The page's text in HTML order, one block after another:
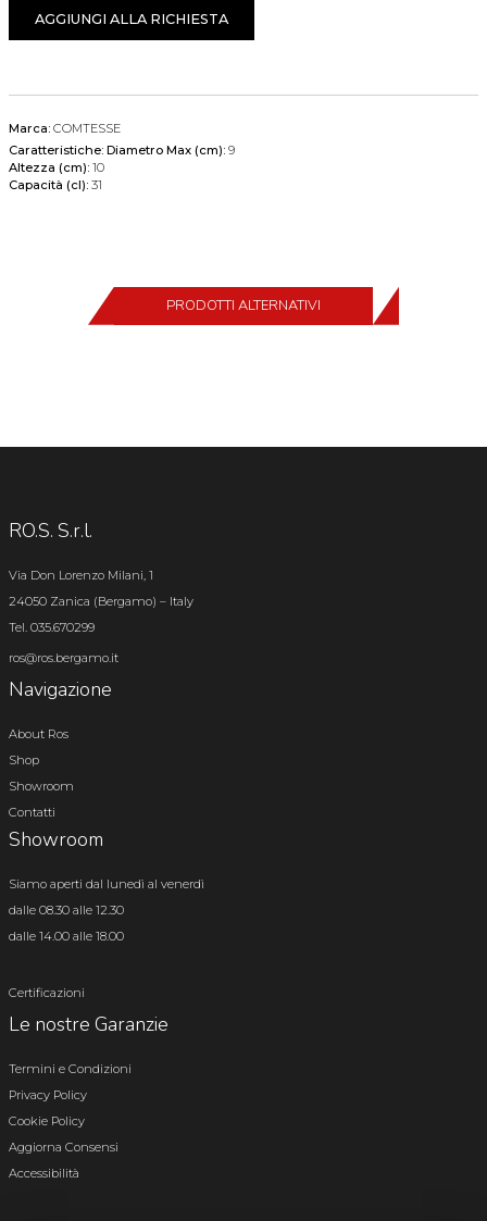
AGGIUNGI ALLA RICHIESTA
Marca: COMTESSE
Caratteristiche: Diametro Max (cm): 9
Altezza (cm): 10
Capacità (cl): 31
PRODOTTI ALTERNATIVI
RO.S. S.r.l.
Via Don Lorenzo Milani, 1
24050 Zanica (Bergamo) – Italy
Tel. 035.670299
ros@ros.bergamo.it
Navigazione
About Ros
Shop
Showroom
Contatti
Showroom
Siamo aperti dal lunedì al venerdì
dalle 08.30 alle 12.30
dalle 14.00 alle 18.00
Certificazioni
Le nostre Garanzie
Termini e Condizioni
Privacy Policy
Cookie Policy
Aggiorna Consensi
Accessibilità